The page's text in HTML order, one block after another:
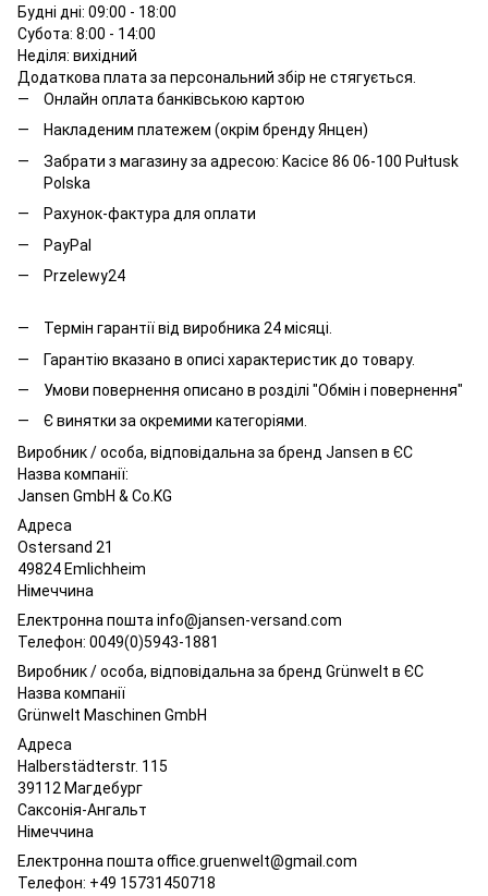
Будні дні: 09:00 - 18:00
Субота: 8:00 - 14:00
Неділя: вихідний
Додаткова плата за персональний збір не стягується.
Онлайн оплата банківською картою
Накладеним платежем (окрім бренду Янцен)
Забрати з магазину за адресою: Kacice 86 06-100 Pułtusk
Polska
Рахунок-фактура для оплати
PayPal
Przelewy24
Термін гарантії від виробника 24 місяці.
Гарантію вказано в описі характеристик до товару.
Умови повернення описано в розділі "Обмін і повернення"
Є винятки за окремими категоріями.
Виробник / особа, відповідальна за бренд Jansen в ЄС
Назва компанії:
Jansen GmbH & Co.KG
Адреса
Ostersand 21
49824 Emlichheim
Німеччина
Електронна пошта info@jansen-versand.com
Телефон: 0049(0)5943-1881
Виробник / особа, відповідальна за бренд Grünwelt в ЄС
Назва компанії
Grünwelt Maschinen GmbH
Адреса
Halberstädterstr. 115
39112 Магдебург
Саксонія-Ангальт
Німеччина
Електронна пошта office.gruenwelt@gmail.com
Телефон: +49 15731450718